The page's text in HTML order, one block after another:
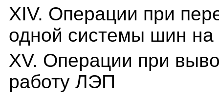
XIV. Операции при
одной системы шин на
XV. Операции при
работу ЛЭП